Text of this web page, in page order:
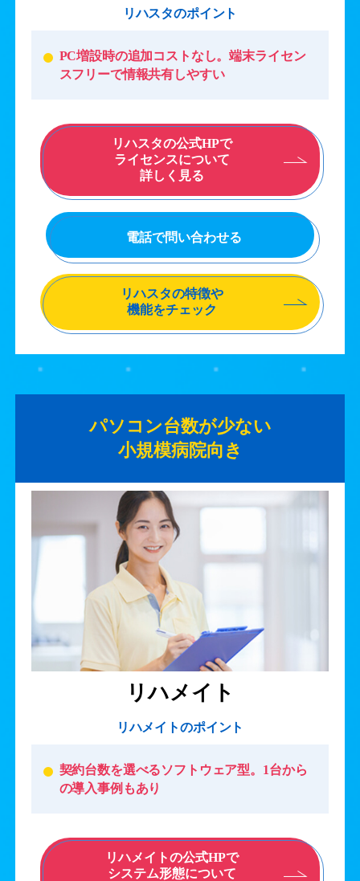
リハスタのポイント
PC増設時の追加コストなし。端末ライセン
スフリーで情報共有しやすい
リハスタの公式HPで
ライセンスについて
詳しく見る
電話で問い合わせる
リハスタの特徴や
機能をチェック
パソコン台数が少ない
小規模病院向き
リハメイト
リハメイトのポイント
契約台数を選べるソフトウェア型。1台から
の導入事例もあり
リハメイトの公式HPで
システム形態について